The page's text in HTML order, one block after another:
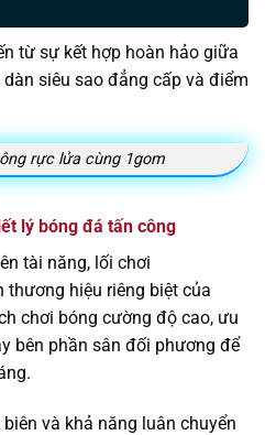
từ sự kết hợp hoàn hảo giữa
siêu sao đẳng cấp và điểm
rực lửa cùng 1gom
lý bóng đá tấn công
tài năng, lối chơi
thương hiệu riêng biệt của
chơi bóng cường độ cao, ưu
bên phần sân đối phương để
và khả năng luân chuyển